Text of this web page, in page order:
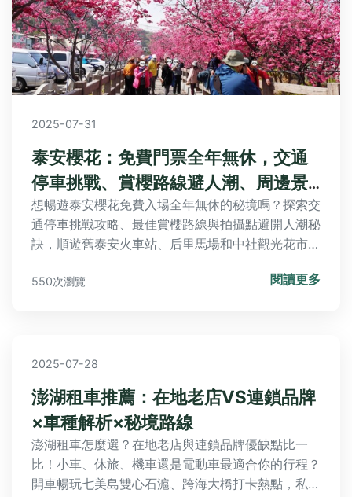
2025-07-31
泰安櫻花：免費門票全年無休，交通
停車挑戰、賞櫻路線避人潮、周邊景
點住宿全攻略
想暢遊泰安櫻花免費入場全年無休的秘境嗎？探索交
通停車挑戰攻略、最佳賞櫻路線與拍攝點避開人潮秘
訣，順遊舊泰安火車站、后里馬場和中社觀光花市等
推薦與Q&A解答櫻花之旅常見疑惑！
550次瀏覽 閱讀更多
2025-07-28
澎湖租車推薦：在地老店VS連鎖品牌
×車種解析×秘境路線
澎湖租車怎麼選？在地老店與連鎖品牌優缺點比一
比！小車、休旅、機車還是電動車最適合你的行程？
開車暢玩七美島雙心石滬、跨海大橋打卡熱點，私房